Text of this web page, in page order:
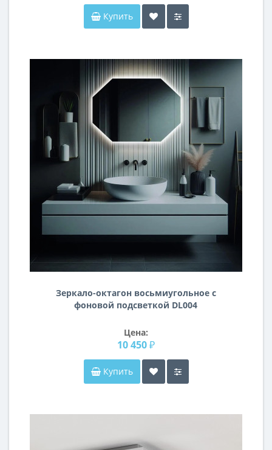
Купить
Зеркало-октагон восьмиугольное с
фоновой подсветкой DL004
Цена:
10 450 ₽
Купить